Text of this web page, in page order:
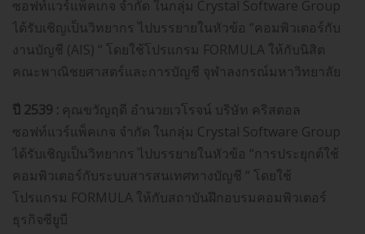
ซอฟท์แวร์แพ็คเกจ จำกัด ในกลุ่ม Crystal Software Group
ได้รับเชิญเป็นวิทยากร ไปบรรยายในหัวข้อ “คอมพิวเตอร์กับ
งานบัญชี (AIS) “ โดยใช้โปรแกรม FORMULA ให้กับนิสิต
คณะพาณิชยศาสตร์และการบัญชี จุฬาลงกรณ์มหาวิทยาลัย
ปี 2539 : คุณขวัญฤดี อำนวยเวโรจน์ บริษัท คริสตอล
ซอฟท์แวร์แพ็คเกจ จำกัด ในกลุ่ม Crystal Software Group
ได้รับเชิญเป็นวิทยากร ไปบรรยายในหัวข้อ “การประยุกต์ใช้
คอมพิวเตอร์กับระบบสารสนเทศทางบัญชี “ โดยใช้
โปรแกรม FORMULA ให้กับสถาบันฝึกอบรมคอมพิวเตอร์
ธุรกิจซียูบี